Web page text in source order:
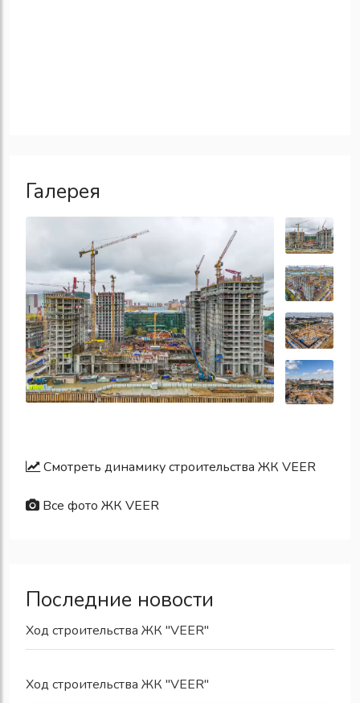
Галерея
Смотреть динамику строительства ЖК VEER
Все фото ЖК VEER
Последние новости
Ход строительства ЖК "VEER"
Ход строительства ЖК "VEER"